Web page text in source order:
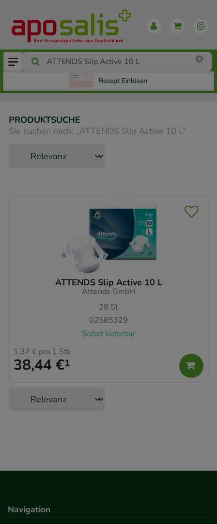
Rezept Einlösen
PRODUKTSUCHE
Sie suchen nach: „ATTENDS Slip Active 10 L“
ATTENDS Slip Active 10 L
Attends GmbH
28 St
02585329
Sofort lieferbar
38,44 €¹
1,37 € pro 1 Stk
Navigation